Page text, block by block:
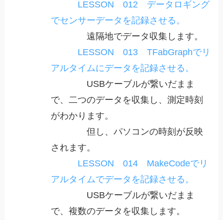
LESSON 012 データロギング
でセンサーデータを記録させる。
遠隔地でデータ収集します。
LESSON 013 TFabGraphでリ
アルタイムにデータを記録させる。
USBケーブルが繋いだまま
で、二つのデータを収集し、測定時刻
がわかります。
但し、パソコンの時刻が反映
されます。
LESSON 014 MakeCodeでリ
アルタイムでデータを記録させる。
USBケーブルが繋いだまま
で、複数のデータを収集します。